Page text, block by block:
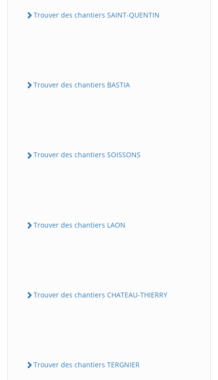
Trouver des chantiers SAINT-QUENTIN
Trouver des chantiers BASTIA
Trouver des chantiers SOISSONS
Trouver des chantiers LAON
Trouver des chantiers CHATEAU-THIERRY
Trouver des chantiers TERGNIER